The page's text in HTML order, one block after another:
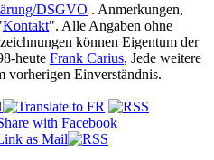
DSGVO . Anmerkungen,
Kontakt". Alle Angaben ohne
können Eigentum der
heute Frank Carius, Jede weitere
vorherigen Einverständnis.